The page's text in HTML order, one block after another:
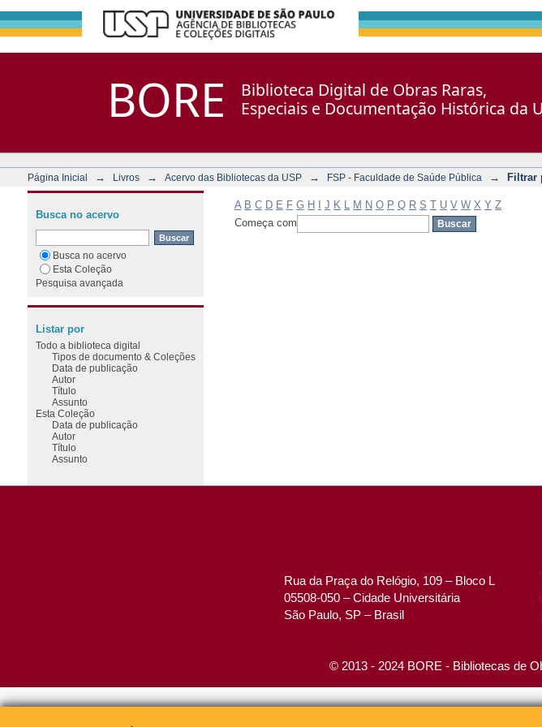
BORE
Biblioteca Digital de Obras Raras,
Especiais e Documentação Histórica da
Página Inicial → Livros → Acervo das Bibliotecas da USP → FSP - Faculdade de Saúde Pública → Filtrar
A B C D E F G H J K M N O P Q R S T U V W X Y Z
Começa com
Busca no acervo
Busca no acervo
Esta Coleção
Pesquisa avançada
Listar por
Todo a biblioteca digital
Tipos de documento & Coleções
Data de publicação
Autor
Título
Assunto
Esta Coleção
Data de publicação
Autor
Título
Assunto
Rua da Praça do Relógio, 109 – Bloco L
05508-050 – Cidade Universitária
São Paulo, SP – Brasil
© 2013 - 2024 BORE - Bibliotecas de